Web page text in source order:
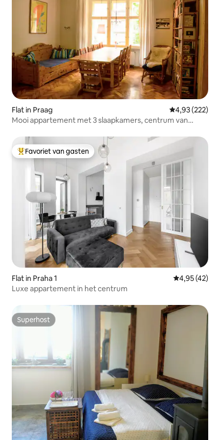
Flat in Praag Gemiddelde
4,93 (222)
Mooi appartement met 3 slaapkamers, centrum van
Topfavoriet van gasten
Favoriet van gasten
Flat in Praha 1 Gemiddelde
4,95 (42)
Luxe appartement in het centrum
Superhost
Superhost